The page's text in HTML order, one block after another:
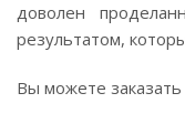
доволен
результатом,
Вы можете